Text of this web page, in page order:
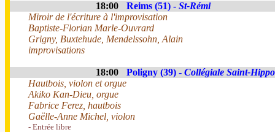
18:00 Reims (51) - St-Rémi
Miroir de l'écriture à l'improvisation
Baptiste-Florian Marle-Ouvrard
Grigny, Buxtehude, Mendelssohn, Alain
improvisations
18:00 Poligny (39) - Collégiale Saint-
Hautbois, violon et orgue
Akiko Kan-Dieu, orgue
Fabrice Ferez, hautbois
Gaëlle-Anne Michel, violon
- Entrée libre